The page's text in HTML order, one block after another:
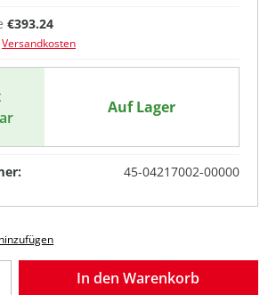
€393.24
Versandkosten
Auf Lager
45-04217002-00000
Gib den gewünschten
In den Warenkorb